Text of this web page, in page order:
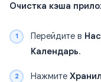
Очистка кэша
Перейдите в
Календарь.
Нажмите